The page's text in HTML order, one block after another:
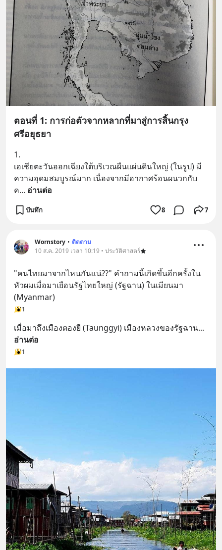
ตอนที่ 1: การก่อตัวจากหลากที่มาสู่การสิ้นกรุง
ศรีอยุธยา
1.
เอเชียตะวันออกเฉียงใต้บริเวณผืนแผ่นดินใหญ่ (ในรูป) มี
ความอุดมสมบูรณ์มาก เนื่องจากมีอากาศร้อนผนวกกับ
ค... อ่านต่อ
บันทึก 8 7
Wornstory • ติดตาม
10 ส.ค. 2019 เวลา 10:19 • ประวัติศาสตร์
"คนไทยมาจากไหนกันเเน่??" คำถามนี้เกิดขึ้นอีกครั้งใน
หัวผมเมื่อมาเยือนรัฐไทยใหญ่ (รัฐฉาน) ในเมียนมา
(Myanmar)
1
เมื่อมาถึงเมืองตองยี (Taunggyi) เมืองหลวงของรัฐฉาน
อ่านต่อ
1